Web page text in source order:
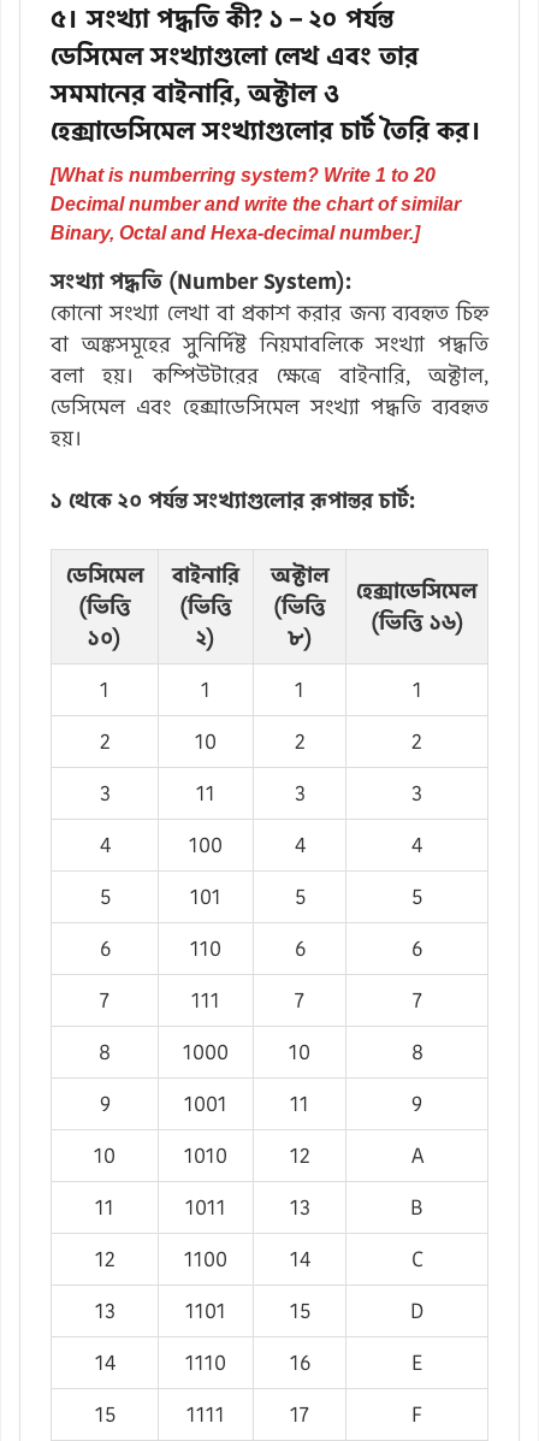
৫। সংখ্যা পদ্ধতি কী? ১ – ২০ পর্যন্ত
ডেসিমেল সংখ্যাগুলো লেখ এবং তার
সমমানের বাইনারি, অক্টাল ও
হেক্সাডেসিমেল সংখ্যাগুলোর চার্ট তৈরি কর।
[What is numberring system? Write 1 to 20
Decimal number and write the chart of similar
Binary, Octal and Hexa-decimal number.]
সংখ্যা পদ্ধতি (Number System):
কোনো সংখ্যা লেখা বা প্রকাশ করার জন্য ব্যবহৃত চিহ্ন
বা অঙ্কসমূহের সুনির্দিষ্ট নিয়মাবলিকে সংখ্যা পদ্ধতি
বলা হয়। কম্পিউটারের ক্ষেত্রে বাইনারি, অক্টাল,
ডেসিমেল এবং হেক্সাডেসিমেল সংখ্যা পদ্ধতি ব্যবহৃত
হয়।
১ থেকে ২০ পর্যন্ত সংখ্যাগুলোর রূপান্তর চার্ট:
ডেসিমেল
(ভিত্তি
১০)
বাইনারি
(ভিত্তি
২)
অক্টাল
(ভিত্তি
৮)
হেক্সাডেসিমেল
(ভিত্তি ১৬)
1 1 1
1
2
10 2
2
3
11 3
3
4
100 4
4
5
101 5
5
6
110 6
6
7
111 7
7
8
1000 10
8
9
1001 11
9
10
1010 12
A
11
1011 13
B
12
1100 14
C
13
1101 15
D
14
1110 16
E
15
1111 17
F